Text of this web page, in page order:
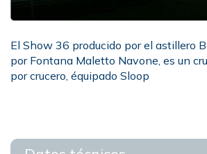
El Show 36 producido por el astillero
por Fontana Maletto Navone, es un
por crucero, équipado Sloop